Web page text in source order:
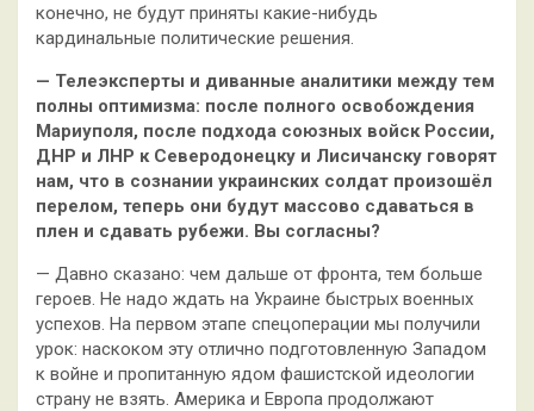
конечно, не будут приняты какие-нибудь
кардинальные политические решения.
— Телеэксперты и диванные аналитики между тем
полны оптимизма: после полного освобождения
Мариуполя, после подхода союзных войск России,
ДНР и ЛНР к Северодонецку и Лисичанску говорят
нам, что в сознании украинских солдат произошёл
перелом, теперь они будут массово сдаваться в
плен и сдавать рубежи. Вы согласны?
— Давно сказано: чем дальше от фронта, тем больше
героев. Не надо ждать на Украине быстрых военных
успехов. На первом этапе спецоперации мы получили
урок: наскоком эту отлично подготовленную Западом
к войне и пропитанную ядом фашистской идеологии
страну не взять. Америка и Европа продолжают